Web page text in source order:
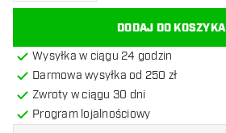
DODAJ DO KOSZYKA
Wysyłka w ciągu 24 godzin
Darmowa wysyłka od 250 zł
Zwroty w ciągu 30 dni
Program lojalnościowy